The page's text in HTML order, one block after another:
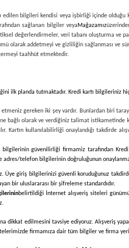
bilgileri kendisi veya işbirliği içinde
sağlanan bilgiler veya Mağazamız
değerlendirmeler, veri tabanı oluşturma ve
olarak addetmeyi ve gizliliğin sağlanması ve
taahhüt etmektedir.
ilk planda tutmaktadır. Kredi kartı bilgileriniz
gereken iki şey vardır. Bunlardan biri
olarak ve verdiğiniz talimat istikametinde
Kartın kullanılabilirliği onaylandığı takdirde
güvenilirliği firmamiz tarafından Kredi
telefon bilgilerinin doğruluğunun
giriş bilgilerinizi güvenli koruduğunuz
bir uluslararası bir şifreleme standardıdır.
belirtildiği İnternet alışveriş siteleri
dikkat edilmesini tavsiye ediyoruz. Alışveriş
firmamıza dair tüm bilgiler ve firma